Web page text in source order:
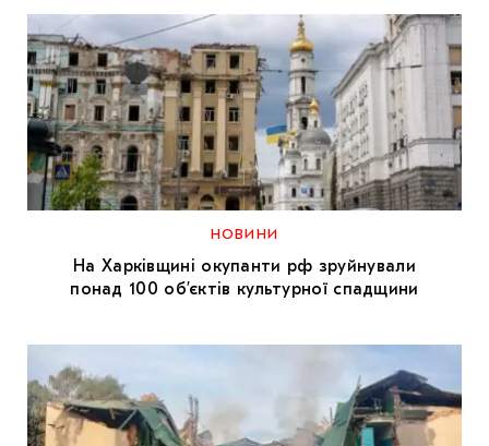
НОВИНИ
На Харківщині окупанти рф зруйнували
понад 100 об’єктів культурної спадщини